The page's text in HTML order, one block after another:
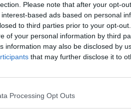
Please note that after your opt-
based ads based on personal
to third parties prior to your opt-
of your personal information by third
information may also be disclosed by
that may further disclose it to
Processing Opt Outs
Micheli
tutti